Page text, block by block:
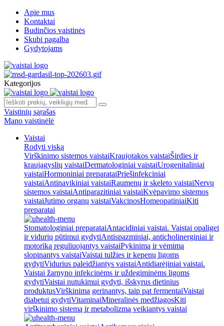
Apie mus
Kontaktai
Budinčios vaistinės
Skubi pagalba
Gydytojams
Kategorijos
Vaistinių sąrašas
Mano vaistinėlė
Vaistai
Rodyti viską
Virškinimo sistemos vaistaiKraujotakos vaistaiŠirdies ir
kraujagyslių vaistaiDermatologiniai vaistaiUrogenitaliniai
vaistaiHormoniniai preparataiPriešinfekciniai
vaistaiAntinavikiniai vaistaiRaumenų ir skeleto vaistaiNervų
sistemos vaistaiAntiparazitiniai vaistaiKvėpavimo sistemos
vaistaiJutimo organų vaistaiVakcinosHomeopatiniaiKiti
preparatai
Stomatologiniai preparataiAntacidiniai vaistai. Vaistai opaligei
ir vidurių pūtimui gydytiAntispazminiai, anticholinerginiai ir
motoriką reguliuojantys vaistaiPykinimą ir vėmimą
slopinantys vaistaiVaistai tulžies ir kepenų ligoms
gydytiVidurius paleidžiantys vaistaiAntidiarėjiniai vaistai.
Vaistai žarnyno infekcinėms ir uždegiminėms ligoms
gydytiVaistai nutukimui gydyti, išskyrus dietinius
produktusVirškinimą gerinantys, taip pat fermentaiVaistai
diabetui gydytiVitaminaiMineralinės medžiagosKiti
virškinimo sistemą ir metabolizmą veikiantys vaistai